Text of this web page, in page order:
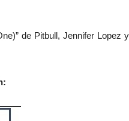
de Pitbull, Jennifer Lopez